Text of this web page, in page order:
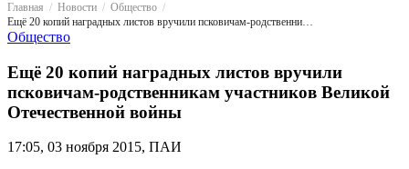
Главная Новости
Общество
Ещё 20 копий наградных листов вручили псковичам-родственникам участников Великой Отечественной войны
Общество
Ещё 20 копий наградных листов вручили
псковичам-родственникам участников Великой
Отечественной войны
17:05, 03 ноября 2015, ПАИ